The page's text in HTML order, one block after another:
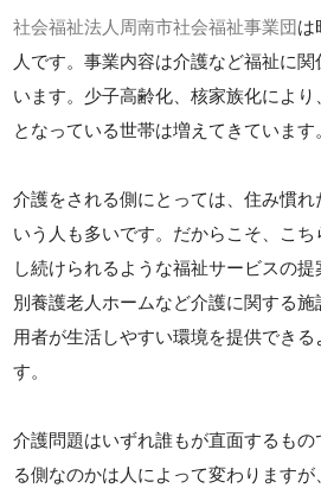
社会福祉法人周南市社会福祉事業団 は
人です。事業内容は介護など福祉に
います。少子高齢化、核家族化によ
となっている世帯は増えてきています
介護をされる側にとっては、住み慣れ
いう人も多いです。だからこそ、こ
し続けられるような福祉サービスの
別養護老人ホームなど介護に関する施
用者が生活しやすい環境を提供できる
す。
介護問題はいずれ誰もが直面するも
る側なのかは人によって変わります